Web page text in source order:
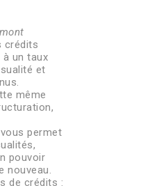
crédits
un taux
et
même
vous permet
pouvoir
nouveau.
de crédits :